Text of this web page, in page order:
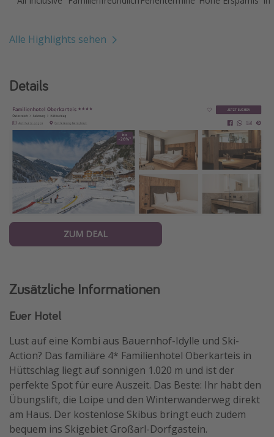
Alle Highlights sehen
Details
ZUM DEAL
Zusätzliche Informationen
Euer Hotel
Lust auf eine Kombi aus Bauernhof-Idylle und Ski-
Action? Das familiäre 4* Familienhotel Oberkarteis in
Hüttschlag liegt auf sonnigen 1.020 m und ist der
perfekte Spot für eure Auszeit. Das Beste: Ihr habt den
Übungslift, die Loipe und den Winterwanderweg direkt
am Haus. Der kostenlose Skibus bringt euch zudem
bequem ins Skigebiet Großarl-Dorfgastein.